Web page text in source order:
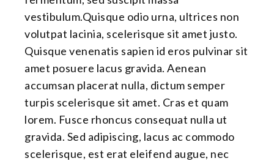
vestibulum.Quisque odio urna, ultrices non
volutpat lacinia, scelerisque sit amet justo.
Quisque venenatis sapien id eros pulvinar sit
amet posuere lacus gravida. Aenean
accumsan placerat nulla, dictum semper
turpis scelerisque sit amet. Cras et quam
lorem. Fusce rhoncus consequat nulla ut
gravida. Sed adipiscing, lacus ac commodo
scelerisque, est erat eleifend augue, nec